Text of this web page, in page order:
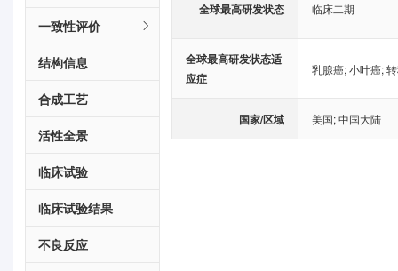
一致性评价
结构信息
合成工艺
活性全景
临床试验
临床试验结果
不良反应
全球最高研发状态 临床二期
全球最高研发状态适
应症
乳腺癌;小叶癌;
国家/区域 美国;中国大陆